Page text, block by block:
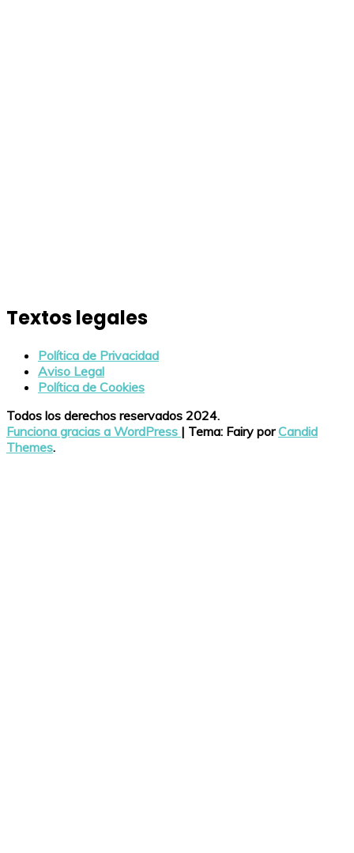
Textos legales
Política de Privacidad
Aviso Legal
Política de Cookies
Todos los derechos reservados 2024.
Funciona gracias a WordPress | Tema: Fairy porCandid
Themes.